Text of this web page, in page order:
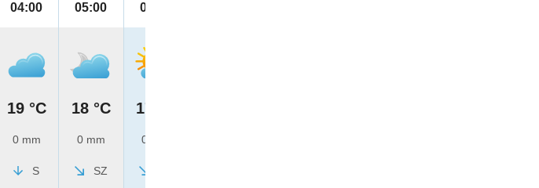
04:00
19 °C
0 mm
S
05:00
18 °C
0 mm
SZ
06:00
17 °C
0 mm